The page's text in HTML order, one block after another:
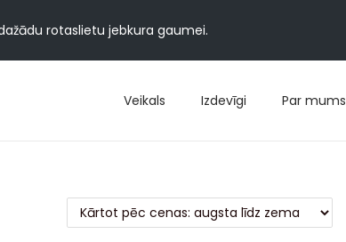
rotaslietu jebkura gaumei.
Veikals Izdevīgi Par mums